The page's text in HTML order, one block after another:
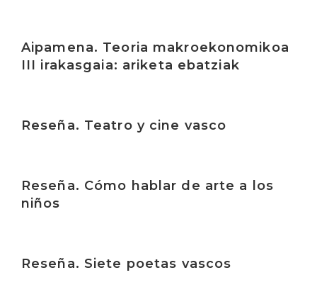
Aipamena. Teoria makroekonomikoa
III irakasgaia: ariketa ebatziak
Reseña. Teatro y cine vasco
Reseña. Cómo hablar de arte a los
niños
Reseña. Siete poetas vascos